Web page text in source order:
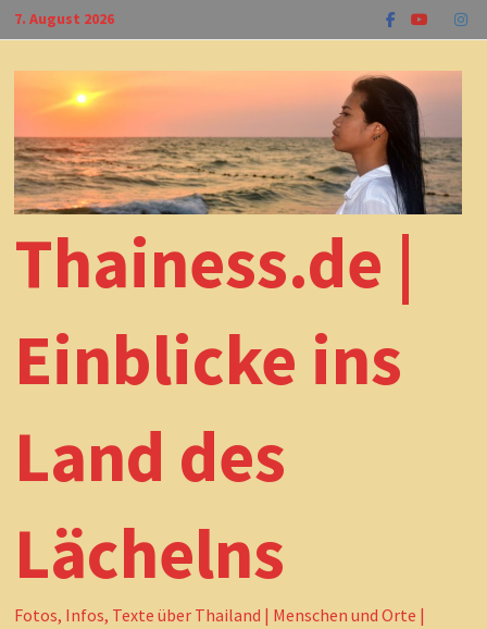
Zum
Inhalt
springen
7. August 2026
Thainess.de |
Einblicke ins
Land des
Lächelns
Fotos, Infos, Texte über Thailand | Menschen und Orte |